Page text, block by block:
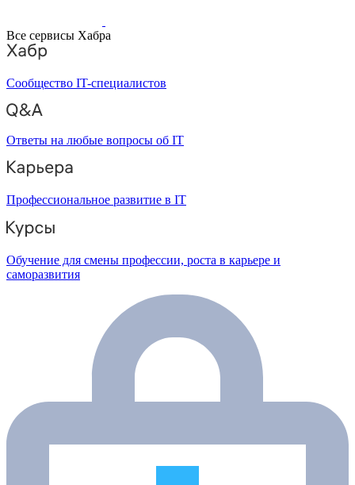
Все сервисы Хабра
Сообщество IT-специалистов
Ответы на любые вопросы об IT
Профессиональное развитие в IT
Обучение для смены профессии, роста в карьере и
саморазвития